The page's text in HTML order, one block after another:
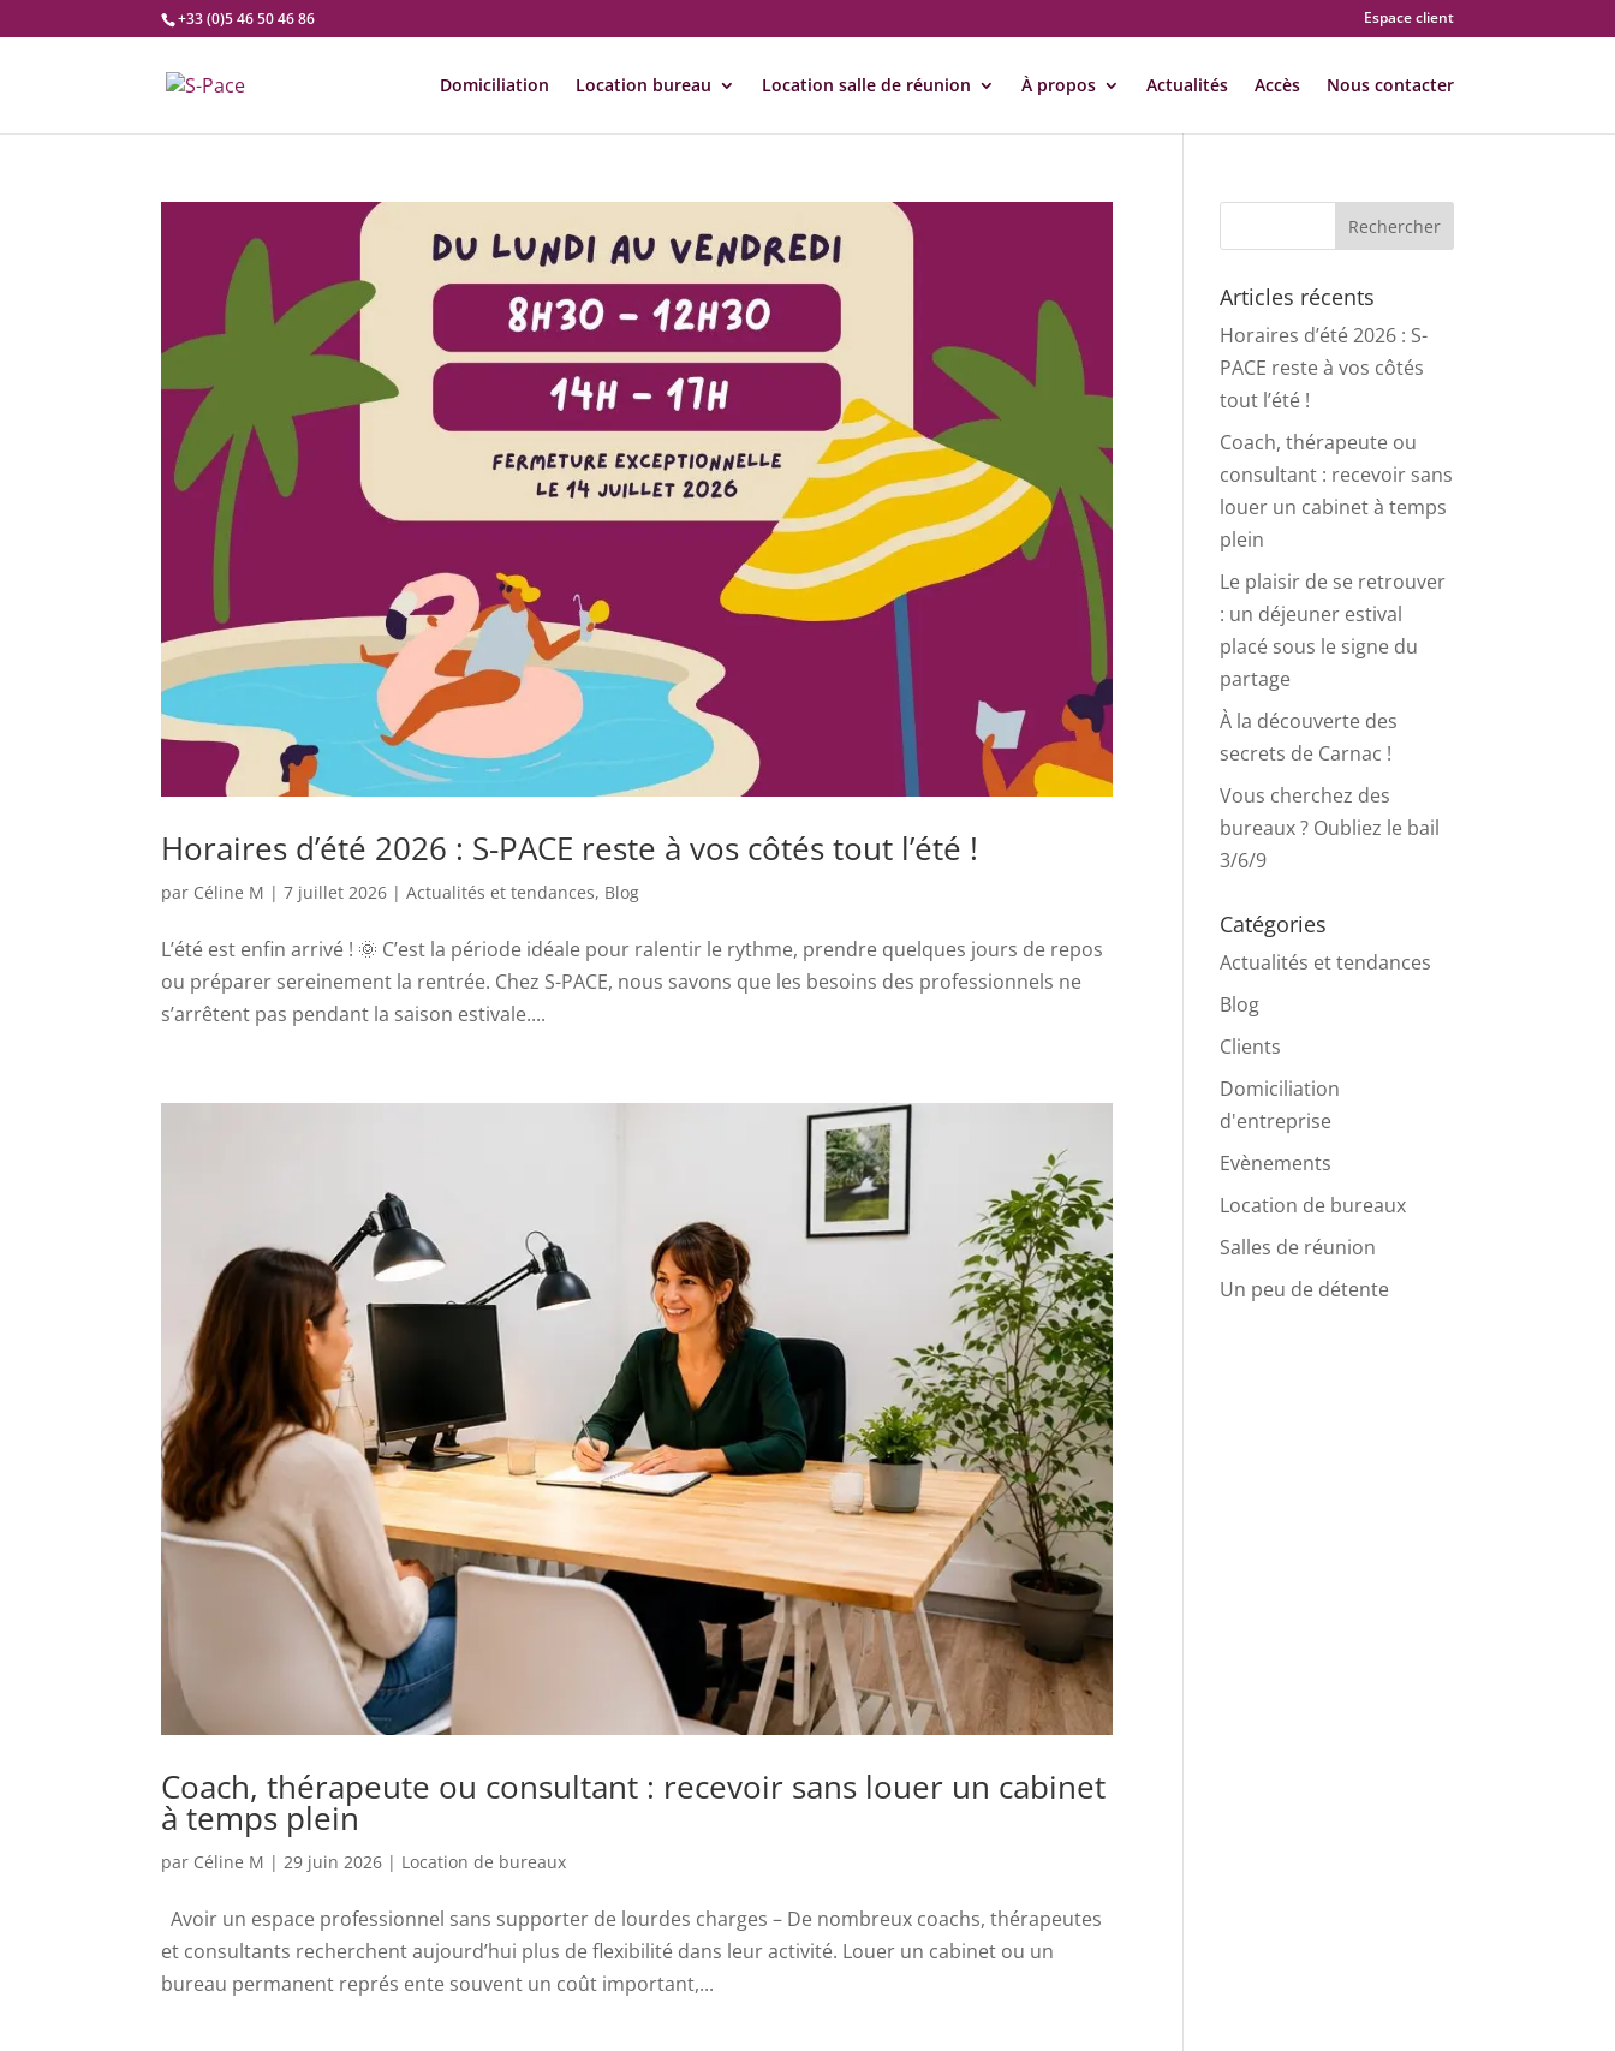
+33 (0)5 46 50 46 86 Espace client
Domiciliation Location bureau Location salle de réunion À propos Actualités Accès Nous contacter
Horaires d’été 2026 : S-PACE reste à vos côtés tout l’été !
par Céline M |7 juillet 2026 |Actualités et tendances, Blog
L’été est enfin arrivé ! 🌞 C’est la période idéale pour ralentir le rythme, prendre quelques jours de repos
ou préparer sereinement la rentrée. Chez S-PACE, nous savons que les besoins des professionnels ne
s’arrêtent pas pendant la saison estivale....
Coach, thérapeute ou consultant : recevoir sans louer un cabinet
à temps plein
par Céline M | 29 juin 2026 | Location de bureaux
Avoir un espace professionnel sans supporter de lourdes charges – De nombreux coachs, thérapeutes
et consultants recherchent aujourd’hui plus de flexibilité dans leur activité. Louer un cabinet ou un
bureau permanent représ ente souvent un coût important,...
Articles récents
Horaires d’été 2026 : S-
PACE reste à vos côtés
tout l’été !
Coach, thérapeute ou
consultant : recevoir sans
louer un cabinet à temps
plein
Le plaisir de se retrouver
: un déjeuner estival
placé sous le signe du
partage
À la découverte des
secrets de Carnac !
Vous cherchez des
bureaux ? Oubliez le bail
3/6/9
Catégories
Actualités et tendances
Blog
Clients
Domiciliation
d'entreprise
Evènements
Location de bureaux
Salles de réunion
Un peu de détente